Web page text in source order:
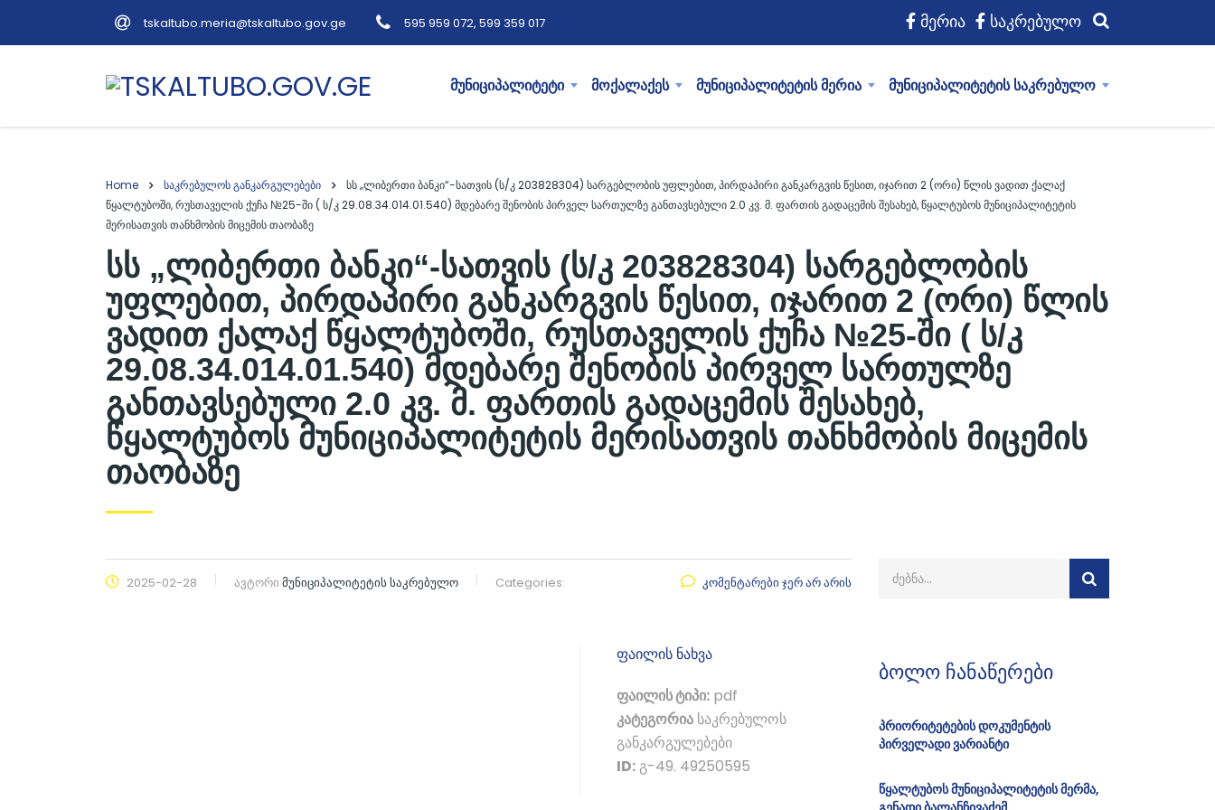
tskaltubo.meria@tskaltubo.gov.ge 595 959 072, 599 359 017 მერია საკრებულო
მუნიციპალიტეტი მოქალაქეს მუნიციპალიტეტის მერია მუნიციპალიტეტის საკრებულო
Home საკრებულოს განკარგულებები
სს „ლიბერთი ბანკი“-სათვის (ს/კ 203828304) სარგებლობის უფლებით, პირდაპირი განკარგვის წესით, იჯარით 2 (ორი) წლის ვადით ქალაქ
წყალტუბოში, რუსთაველის ქუჩა №25-ში ( ს/კ 29.08.34.014.01.540) მდებარე შენობის პირველ სართულზე განთავსებული 2.0 კვ. მ. ფართის გადაცემის შესახებ, წყალტუბოს მუნიციპალიტეტის
მერისათვის თანხმობის მიცემის თაობაზე
სს „ლიბერთი ბანკი“-სათვის (ს/კ 203828304) სარგებლობის
უფლებით, პირდაპირი განკარგვის წესით, იჯარით 2 (ორი) წლის
ვადით ქალაქ წყალტუბოში, რუსთაველის ქუჩა №25-ში ( ს/კ
29.08.34.014.01.540) მდებარე შენობის პირველ სართულზე
განთავსებული 2.0 კვ. მ. ფართის გადაცემის შესახებ,
წყალტუბოს მუნიციპალიტეტის მერისათვის თანხმობის მიცემის
თაობაზე
2025-02-28 ავტორი მუნიციპალიტეტის საკრებულო Categories: კომენტარები ჯერ არ არის
ფაილის ნახვა
ფაილის ტიპი:pdf
კატეგორიასაკრებულოს
განკარგულებები
ID:გ-49. 49250595
ბოლო ჩანაწერები
პრიორიტეტების დოკუმენტის
პირველადი ვარიანტი
წყალტუბოს მუნიციპალიტეტის მერმა,